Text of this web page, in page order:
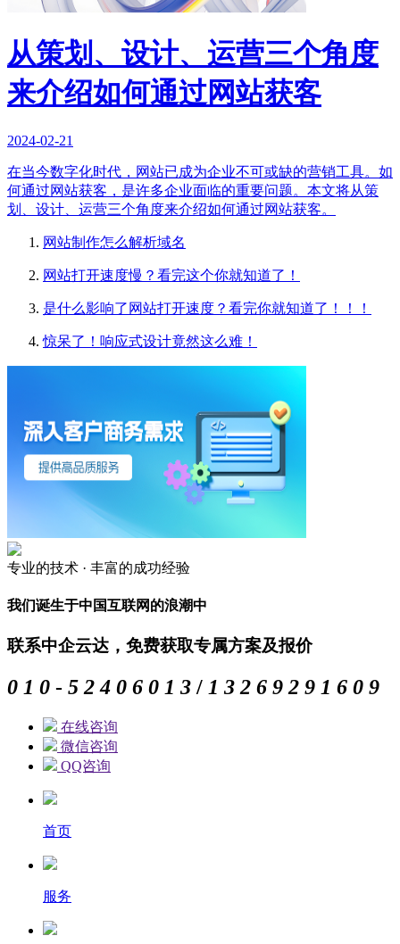
从策划、设计、运营三个角度
来介绍如何通过网站获客
2024-02-21
在当今数字化时代，网站已成为企业不可或缺的营销工具。如
何通过网站获客，是许多企业面临的重要问题。本文将从策
划、设计、运营三个角度来介绍如何通过网站获客。
网站制作怎么解析域名
网站打开速度慢？看完这个你就知道了！
是什么影响了网站打开速度？看完你就知道了！！！
惊呆了！响应式设计竟然这么难！
专业的技术 · 丰富的成功经验
我们诞生于中国互联网的浪潮中
联系中企云达，免费获取专属方案及报价
0 1 0 - 5 2 4 0 6 0 1 3 / 1 3 2 6 9 2 9 1 6 0 9
在线咨询
微信咨询
QQ咨询
首页
服务